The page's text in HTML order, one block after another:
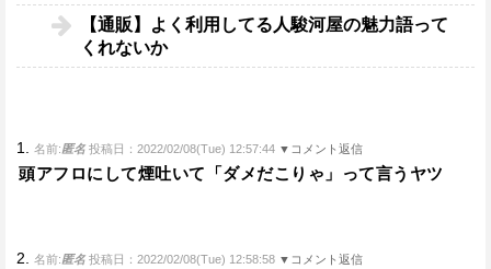
【通販】よく利用してる人駿河屋の魅力語って
くれないか
1. 名前:匿名 投稿日：2022/02/08(Tue) 12:57:44 ▼コメント返信
頭アフロにして煙吐いて「ダメだこりゃ」って言うヤツ
2. 名前:匿名 投稿日：2022/02/08(Tue) 12:58:58 ▼コメント返信